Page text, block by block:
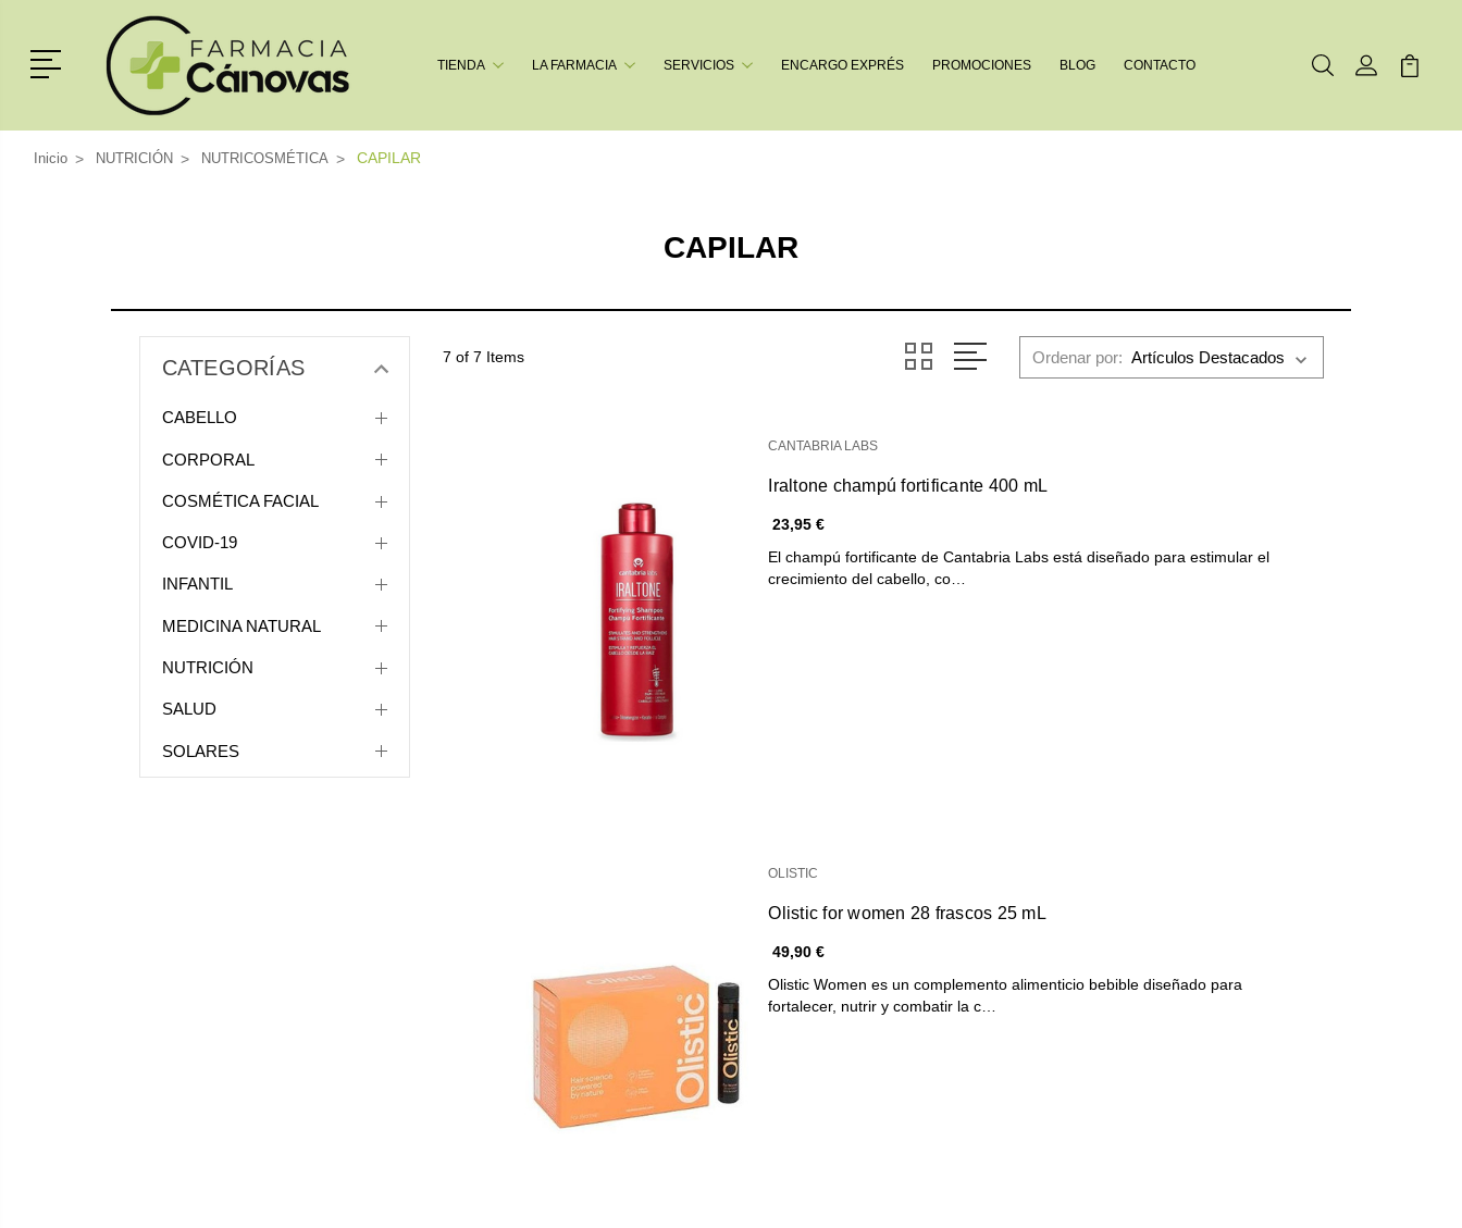
Menú TIENDA LA FARMACIA SERVICIOS ENCARGO EXPRÉS PROMOCIONES BLOG CONTACTO BuscarMi Cuenta
Mi
Inicio NUTRICIÓN NUTRICOSMÉTICA CAPILAR
CAPILAR
CATEGORÍAS
CABELLO
CORPORAL
COSMÉTICA FACIAL
COVID-19
INFANTIL
MEDICINA NATURAL
NUTRICIÓN
SALUD
SOLARES
7 of 7 Items Ordenar por:
CANTABRIA LABS
Iraltone champú fortificante 400 mL
23,95 €
El champú fortificante de Cantabria Labs está diseñado para estimular el
crecimiento del cabello, co…
OLISTIC
Olistic for women 28 frascos 25 mL
49,90 €
Olistic Women es un complemento alimenticio bebible diseñado para
fortalecer, nutrir y combatir la c…